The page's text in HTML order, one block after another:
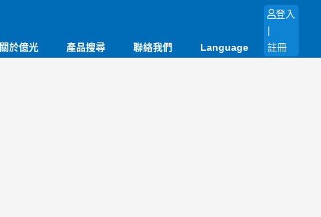
關於億光 產品搜尋 聯絡我們 Language
登入
|
註冊